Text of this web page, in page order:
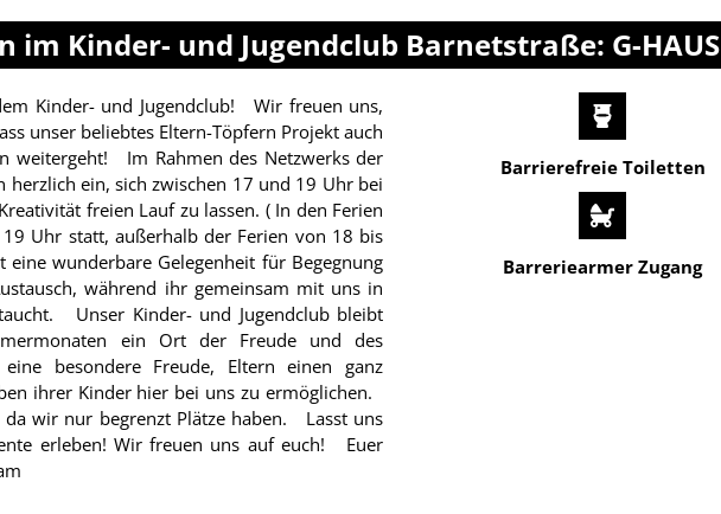
im Kinder- und Jugendclub Barnetstraße: G-HAUS
unser beliebtes Eltern-Töpfern Projekt auch
des Netzwerks der
herzlich ein, sich zwischen 17 und 19 Uhr bei
freien Lauf zu lassen. ( In den Ferien
Uhr statt, außerhalb der Ferien von 18 bis
während ihr gemeinsam mit uns in
Unser Kinder- und Jugendclub bleibt
ein Ort der Freude und des
ihrer Kinder hier bei uns zu ermöglichen.
wir nur begrenzt Plätze haben. Lasst uns
erleben! Wir freuen uns auf euch! Euer
Barrierefreie Toiletten
Barreriearmer Zugang